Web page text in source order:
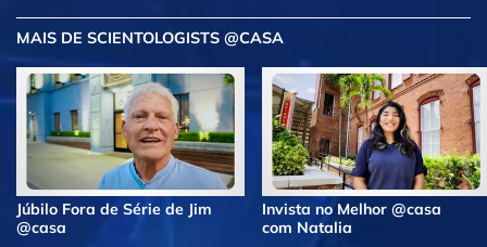
MAIS DE SCIENTOLOGISTS @CASA
Júbilo Fora de Série de Jim
@casa
Invista no Melhor @casa
com Natalia